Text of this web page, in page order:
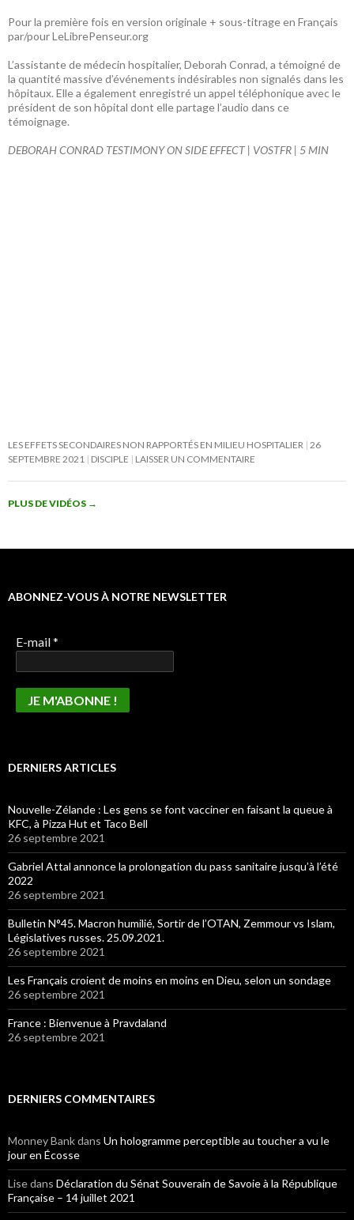
Pour la première fois en version originale + sous-titrage en Français
par/pour LeLibrePenseur.org
L’assistante de médecin hospitalier, Deborah Conrad, a témoigné de
la quantité massive d’événements indésirables non signalés dans les
hôpitaux. Elle a également enregistré un appel téléphonique avec le
président de son hôpital dont elle partage l’audio dans ce
témoignage.
DEBORAH CONRAD TESTIMONY ON SIDE EFFECT | VOSTFR | 5 MIN
LES EFFETS SECONDAIRES NON RAPPORTÉS EN MILIEU HOSPITALIER 26
SEPTEMBRE 2021 DISCIPLE LAISSER UN COMMENTAIRE
PLUS DE VIDÉOS →
ABONNEZ-VOUS À NOTRE NEWSLETTER
E-mail*
DERNIERS ARTICLES
Nouvelle-Zélande : Les gens se font vacciner en faisant la queue à
KFC, à Pizza Hut et Taco Bell
26 septembre 2021
Gabriel Attal annonce la prolongation du pass sanitaire jusqu’à l’été
2022
26 septembre 2021
Bulletin N°45. Macron humilié, Sortir de l’OTAN, Zemmour vs Islam,
Législatives russes. 25.09.2021.
26 septembre 2021
Les Français croient de moins en moins en Dieu, selon un sondage
26 septembre 2021
France : Bienvenue à Pravdaland
26 septembre 2021
DERNIERS COMMENTAIRES
Monney Bankdans Un hologramme perceptible au toucher a vu le
jour en Écosse
Lisedans Déclaration du Sénat Souverain de Savoie à la République
Française – 14 juillet 2021